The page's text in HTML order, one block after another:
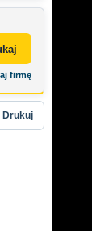
firmę
Drukuj